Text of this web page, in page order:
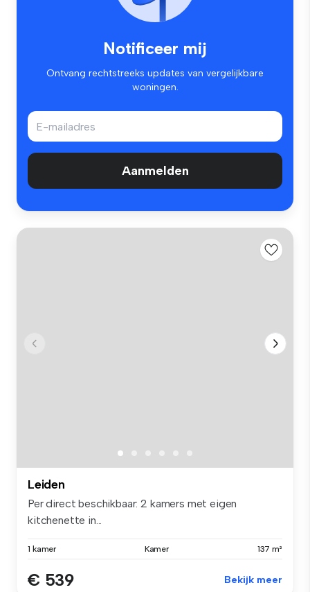
Notificeer mij
Ontvang rechtstreeks updates van vergelijkbare
woningen.
Aanmelden
Leiden
Per direct beschikbaar: 2 kamers met eigen
kitchenette in...
1 kamer Kamer 137 m²
€ 539 Bekijk meer